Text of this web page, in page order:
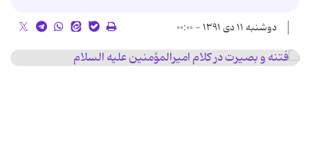
دوشنبه ۱۱ دی ۱۳۹۱ - ۰۰:۰۰